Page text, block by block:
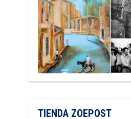
TIENDA ZOEPOST